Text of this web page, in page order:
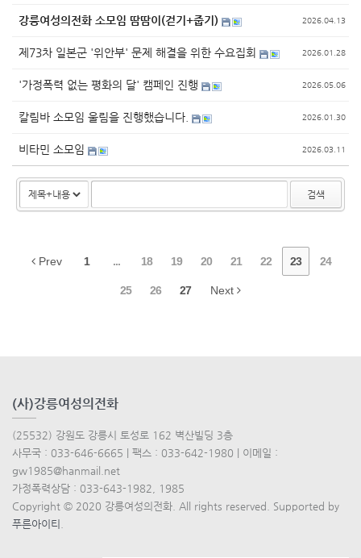
강릉여성의전화 소모임 땀땀이(걷기+줍기) 2026.04.13
제73차 일본군 '위안부' 문제 해결을 위한 수요집회 2026.01.28
'가정폭력 없는 평화의 달' 캠페인 진행 2026.05.06
칼림바 소모임 울림을 진행했습니다. 2026.01.30
비타민 소모임 2026.03.11
검색
Prev 1 ... 18 19 20 21 22 23 24
25 26 27 Next
(사)강릉여성의전화
(25532) 강원도 강릉시 토성로 162 벽산빌딩 3층
사무국 : 033-646-6665 | 팩스 : 033-642-1980 | 이메일 :
gw1985@hanmail.net
가정폭력상담 : 033-643-1982, 1985
Copyright © 2020 강릉여성의전화. All rights reserved. Supported by
푸른아이티